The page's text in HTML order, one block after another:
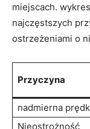
miejscach.
najczęstszych⁣
ostrzeżeniami o
Przyczyna
nadmierna
Nieostrożność